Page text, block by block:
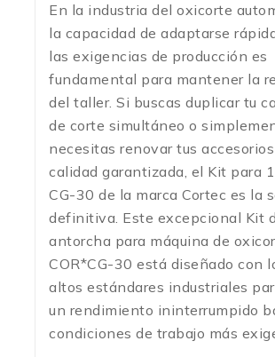
En la industria del oxicorte
la capacidad de adaptarse
las exigencias de producción es
fundamental para mantener la
del taller. Si buscas duplicar tu
de corte simultáneo o
necesitas renovar tus
calidad garantizada, el Kit para
CG-30 de la marca Cortec es la
definitiva. Este excepcional Kit
antorcha para máquina de
COR*CG-30 está diseñado con
altos estándares industriales
un rendimiento ininterrumpido
condiciones de trabajo más